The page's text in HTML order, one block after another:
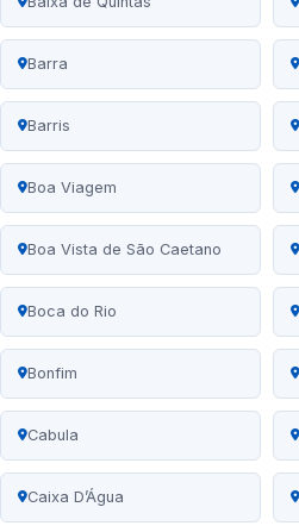
Barra
Barris
Boa Viagem
Boa Vista de São Caetano
Boca do Rio
Bonfim
Cabula
Caixa D’Água